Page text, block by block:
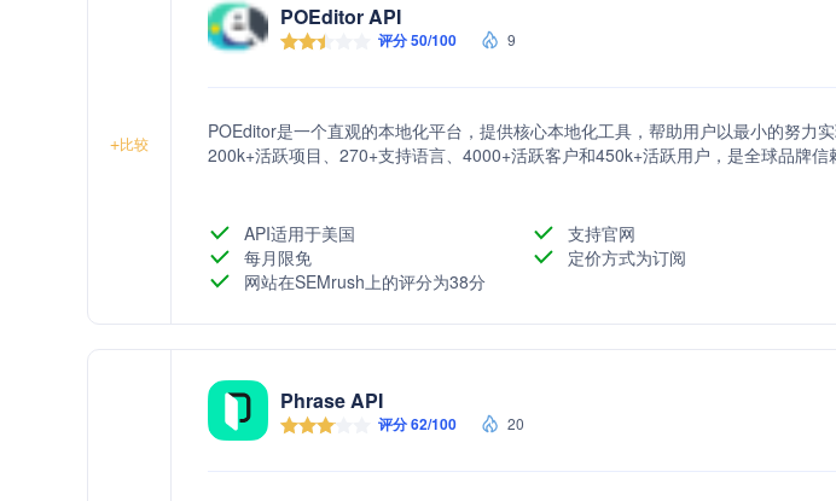
+比较
POEditor API
评分 50/100 9
POEditor是一个直观的本地化平台，提供核心本地化工具，帮助用户以最小的努力
200k+活跃项目、270+支持语言、4000+活跃客户和450k+活跃用户，是全球品牌信
API适用于美国
支持官网
每月限免
定价方式为订阅
网站在SEMrush上的评分为38分
Phrase API
评分 62/100 20